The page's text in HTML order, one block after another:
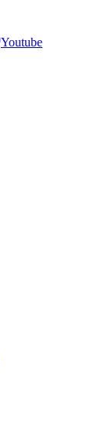
Youtube